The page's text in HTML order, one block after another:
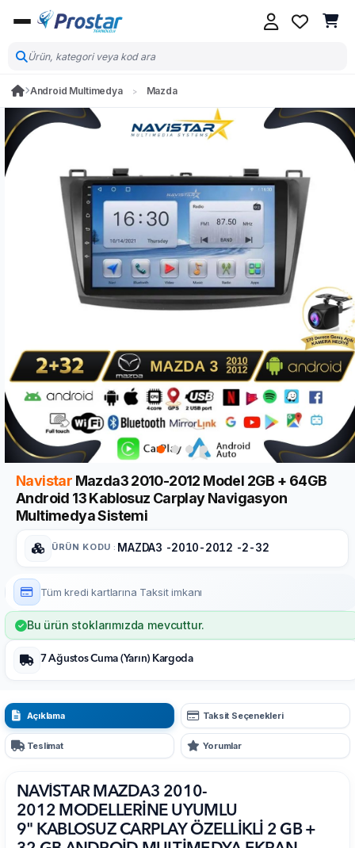
Android Multimedya Mazda
Navistar Mazda3 2010-2012 Model 2GB + 64GB
Android 13 Kablosuz Carplay Navigasyon
Multimedya Sistemi
ÜRÜN KODU : MAZDA3 -2010-2012 -2-32
Tüm kredi kartlarına Taksit imkanı
Bu ürün stoklarımızda mevcuttur.
7 Ağustos Cuma (Yarın) Kargoda
Açıklama Taksit Seçenekleri
Teslimat Yorumlar
NAVİSTAR MAZDA3 2010-
2012 MODELLERİNE UYUMLU
9" KABLOSUZ CARPLAY ÖZELLİKLİ 2 GB +